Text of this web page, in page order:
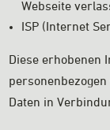
Webseite
ISP (Internet
Diese erhobenen
Daten in